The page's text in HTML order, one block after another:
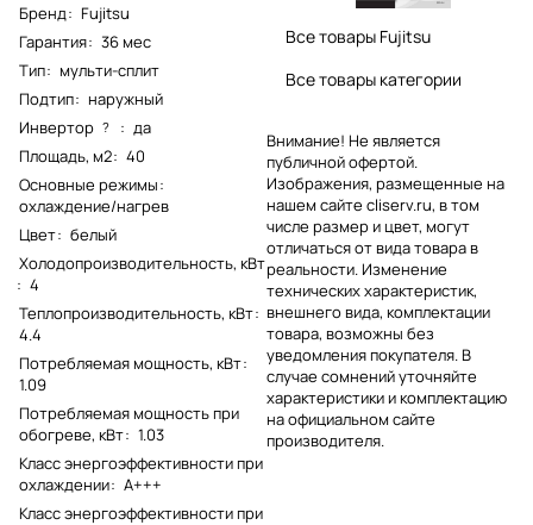
Бренд: Fujitsu
Гарантия: 36 мес
Тип: мульти-сплит
Подтип: наружный
Инвертор ? : да
Площадь, м2: 40
Основные режимы:
охлаждение/нагрев
Цвет: белый
Холодопроизводительность, кВт
: 4
Теплопроизводительность, кВт:
4.4
Потребляемая мощность, кВт:
1.09
Потребляемая мощность при
обогреве, кВт: 1.03
Класс энергоэффективности при
охлаждении: A+++
Класс энергоэффективности при
Все товары Fujitsu
Все товары категории
Внимание! Не является
публичной офертой.
Изображения, размещенные на
нашем сайте cliserv.ru, в том
числе размер и цвет, могут
отличаться от вида товара в
реальности. Изменение
технических характеристик,
внешнего вида, комплектации
товара, возможны без
уведомления покупателя. В
случае сомнений уточняйте
характеристики и комплектацию
на официальном сайте
производителя.